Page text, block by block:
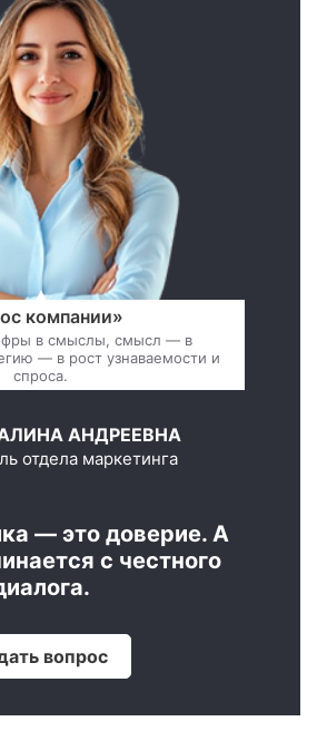
компании»
в смыслы, смысл — в
— в рост узнаваемости и
спроса.
АНДРЕЕВНА
отдела маркетинга
— это доверие. А
с честного
вопрос